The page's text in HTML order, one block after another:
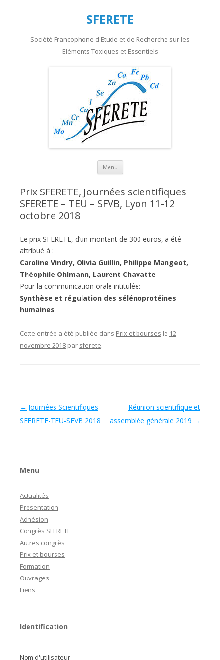
SFERETE
Société Francophone d'Etude et de Recherche sur les
Eléments Toxiques et Essentiels
Menu Aller au contenu principal
Prix SFERETE, Journées scientifiques
SFERETE – TEU – SFVB, Lyon 11-12
octobre 2018
Le prix SFERETE, d’un montant de 300 euros, a été
attribué à :
Caroline Vindry, Olivia Guillin, Philippe Mangeot,
Théophile Ohlmann, Laurent Chavatte
Pour la communication orale intitulée:
Synthèse et régulation des sélénoprotéines
humaines
Cette entrée a été publiée dans Prix et bourses le 12
novembre 2018 par sferete.
Navigation des articles
← Journées Scientifiques
SFERETE-TEU-SFVB 2018
Réunion scientifique et
assemblée générale 2019 →
Menu
Actualités
Présentation
Adhésion
Congrès SFERETE
Autres congrès
Prix et bourses
Formation
Ouvrages
Liens
Identification
Nom d'utilisateur